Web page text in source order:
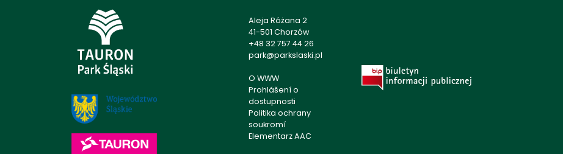
Aleja Różana 2
41-501 Chorzów
+48 32 757 44 26
park@parkslaski.pl
O WWW
Prohlášení o
dostupnosti
Politika ochrany
soukromí
Elementarz AAC